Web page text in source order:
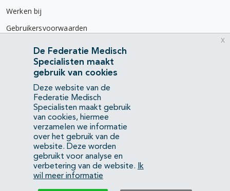
Werken bij
Gebruikersvoorwaarden
Privacyverklaring
Contact
Mercatorlaan 1200
3528 BL Utrecht
(088) 505 34 34
info@richtlijnendatabase.nl
YouTubeLinkedIn
De Federatie Medisch
Specialisten maakt
gebruik van cookies
Deze website van de
Federatie Medisch
Specialisten maakt gebruik
van cookies, hiermee
verzamelen we informatie
over het gebruik van de
website. Deze worden
gebruikt voor analyse en
verbetering van de website.
Ik
wil meer informatie
x